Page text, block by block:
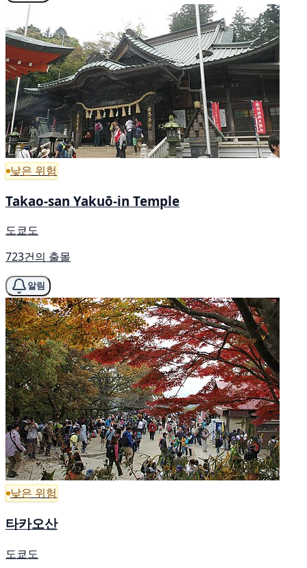
낮은 위험
Takao-san Yakuō-in Temple
도쿄도
723건의 출몰
알림
낮은 위험
타카오산
도쿄도